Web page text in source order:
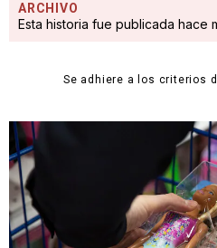
ARCHIVO
Esta historia fue publicada hace
Se adhiere a los criterios